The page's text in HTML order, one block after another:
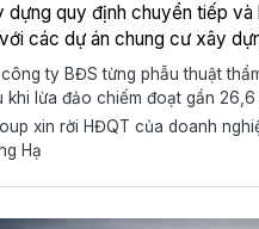
dựng quy định chuyển tiếp và
các dự án chung cư xây
ty BĐS từng phẫu thuật
khi lừa đảo chiếm đoạt gần 26,6
xin rời HĐQT của doanh
Hạ